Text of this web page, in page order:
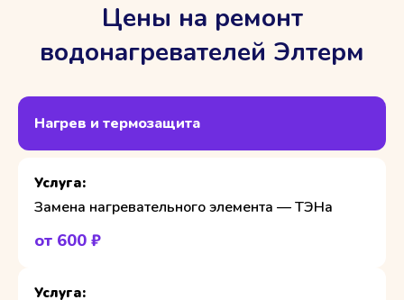
Цены на ремонт
водонагревателей Элтерм
Нагрев и термозащита
Замена нагревательного элемента — ТЭНа
от 600 ₽